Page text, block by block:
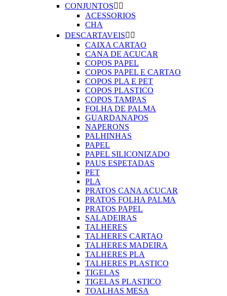
CONJUNTOS 
ACESSORIOS
CHA
DESCARTAVEIS 
CAIXA CARTAO
CANA DE ACUCAR
COPOS PAPEL
COPOS PAPEL E CARTAO
COPOS PLA E PET
COPOS PLASTICO
COPOS TAMPAS
FOLHA DE PALMA
GUARDANAPOS
NAPERONS
PALHINHAS
PAPEL
PAPEL SILICONIZADO
PAUS ESPETADAS
PET
PLA
PRATOS CANA ACUCAR
PRATOS FOLHA PALMA
PRATOS PAPEL
SALADEIRAS
TALHERES
TALHERES CARTAO
TALHERES MADEIRA
TALHERES PLA
TALHERES PLASTICO
TIGELAS
TIGELAS PLASTICO
TOALHAS MESA